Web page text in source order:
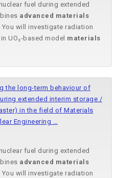
fuel during extended
advanced materials
will investigate radiation
UO₂-based model materials
the long-term behaviour of
extended interim storage /
in the field of Materials
Engineering …
fuel during extended
advanced materials
will investigate radiation